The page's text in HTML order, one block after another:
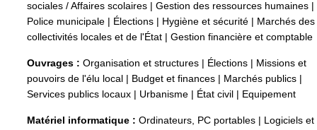
sociales / Affaires scolaires
Gestion des ressources humaines
Police municipale
Élections Hygiène et sécurité
Marchés des
collectivités locales et de l'État
Gestion financière et comptable
Ouvrages : Organisation et structures Élections
Missions et
pouvoirs de l'élu local
Budget et finances Marchés publics
Services publics locaux
Urbanisme État civil Equipement
Matériel informatique : Ordinateurs, PC portables
Logiciels et